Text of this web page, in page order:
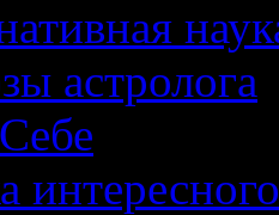
астролога
интересного